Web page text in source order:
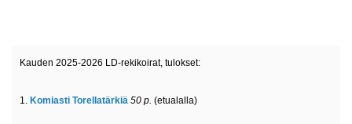
Kauden 2025-2026 LD-rekikoirat, tulokset:
1. Komiasti Torellatärkiä 50 p. (etualalla)